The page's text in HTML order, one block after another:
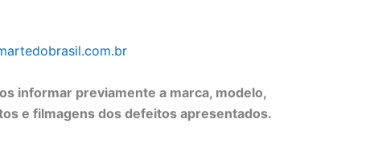
informar previamente a marca, modelo,
e filmagens dos defeitos apresentados.